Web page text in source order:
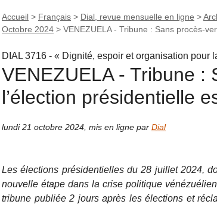
Accueil > Français > Dial, revue mensuelle en ligne >
Octobre 2024 > VENEZUELA - Tribune : Sans procès-
DIAL 3716 - « Dignité, espoir et organisation pour
VENEZUELA - Tribune :
l’élection présidentielle
lundi 21 octobre 2024 mis en ligne par Dial
Les élections présidentielles du 28 juillet 2024,
nouvelle étape dans la crise politique
tribune publiée 2 jours après les élections et